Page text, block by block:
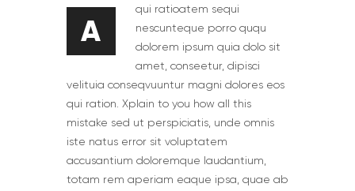
A
qui ratioatem sequi
nescunteque porro ququ
dolorem ipsum quia dolo sit
amet, conseetur, dipisci
velituia conseqvuuntur magni dolores eos
qui ration. Xplain to you how all this
mistake sed ut perspiciatis, unde omnis
iste natus error sit voluptatem
accusantium doloremque laudantium,
totam rem aperiam eaque ipsa, quae ab